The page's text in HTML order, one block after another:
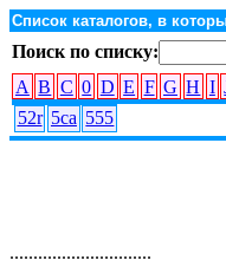
Список каталогов, в
Поиск по списку:
A B C 0 D E F G H I
52r 5ca 555
..............................